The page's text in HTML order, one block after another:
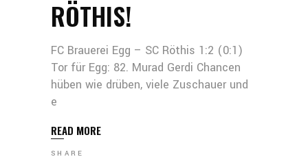
RÖTHIS!
FC Brauerei Egg – SC Röthis 1:2 (0:1)
Tor für Egg: 82. Murad Gerdi Chancen
hüben wie drüben, viele Zuschauer und
e
READ MORE
SHARE